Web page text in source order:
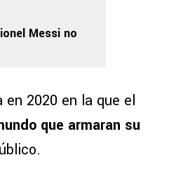
Messi no
2020 en la que el
que armaran su